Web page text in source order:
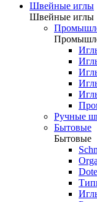
Швейные иглы
Швейные иглы
Ручные
Бытовые
Бытовые